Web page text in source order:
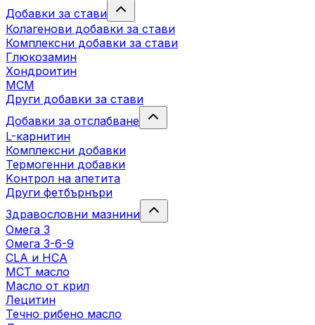
Добавки за стави
Колагенови добавки за стави
Комплексни добавки за стави
Глюкозамин
Хондроитин
МСМ
Други добавки за стави
Добавки за отслабване
L-карнитин
Комплексни добавки
Термогенни добавки
Kонтрол на апетита
Други фетбърнъри
Здравословни мазнини
Омега 3
Омега 3-6-9
CLA и HCA
МСТ масло
Масло от крил
Лецитин
Течно рибено масло